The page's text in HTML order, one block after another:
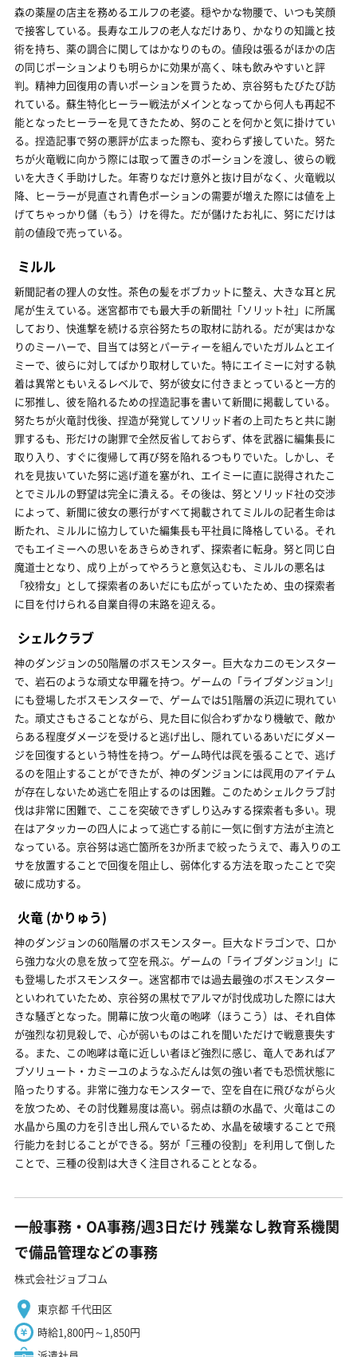
森の薬屋の店主を務めるエルフの老婆。穏やかな物腰で、いつも笑顔
で接客している。長寿なエルフの老人なだけあり、かなりの知識と技
術を持ち、薬の調合に関してはかなりのもの。値段は張るがほかの店
の同じポーションよりも明らかに効果が高く、味も飲みやすいと評
判。精神力回復用の青いポーションを買うため、京谷努もたびたび訪
れている。蘇生特化ヒーラー戦法がメインとなってから何人も再起不
能となったヒーラーを見てきたため、努のことを何かと気に掛けてい
る。捏造記事で努の悪評が広まった際も、変わらず接していた。努た
ちが火竜戦に向かう際には取って置きのポーションを渡し、彼らの戦
いを大きく手助けした。年寄りなだけ意外と抜け目がなく、火竜戦以
降、ヒーラーが見直され青色ポーションの需要が増えた際には値を上
げてちゃっかり儲（もう）けを得た。だが儲けたお礼に、努にだけは
前の値段で売っている。
ミルル
新聞記者の狸人の女性。茶色の髪をボブカットに整え、大きな耳と尻
尾が生えている。迷宮都市でも最大手の新聞社「ソリット社」に所属
しており、快進撃を続ける京谷努たちの取材に訪れる。だが実はかな
りのミーハーで、目当ては努とパーティーを組んでいたガルムとエイ
ミーで、彼らに対してばかり取材していた。特にエイミーに対する執
着は異常ともいえるレベルで、努が彼女に付きまとっていると一方的
に邪推し、彼を陥れるための捏造記事を書いて新聞に掲載している。
努たちが火竜討伐後、捏造が発覚してソリッド者の上司たちと共に謝
罪するも、形だけの謝罪で全然反省しておらず、体を武器に編集長に
取り入り、すぐに復帰して再び努を陥れるつもりでいた。しかし、そ
れを見抜いていた努に逃げ道を塞がれ、エイミーに直に説得されたこ
とでミルルの野望は完全に潰える。その後は、努とソリッド社の交渉
によって、新聞に彼女の悪行がすべて掲載されてミルルの記者生命は
断たれ、ミルルに協力していた編集長も平社員に降格している。それ
でもエイミーへの思いをあきらめきれず、探索者に転身。努と同じ白
魔道士となり、成り上がってやろうと意気込むも、ミルルの悪名は
「狡猾女」として探索者のあいだにも広がっていたため、虫の探索者
に目を付けられる自業自得の末路を迎える。
シェルクラブ
神のダンジョンの50階層のボスモンスター。巨大なカニのモンスター
で、岩石のような頑丈な甲羅を持つ。ゲームの「ライブダンジョン!」
にも登場したボスモンスターで、ゲームでは51階層の浜辺に現れてい
た。頑丈さもさることながら、見た目に似合わずかなり機敏で、敵か
らある程度ダメージを受けると逃げ出し、隠れているあいだにダメー
ジを回復するという特性を持つ。ゲーム時代は罠を張ることで、逃げ
るのを阻止することができたが、神のダンジョンには罠用のアイテム
が存在しないため逃亡を阻止するのは困難。このためシェルクラブ討
伐は非常に困難で、ここを突破できずしり込みする探索者も多い。現
在はアタッカーの四人によって逃亡する前に一気に倒す方法が主流と
なっている。京谷努は逃亡箇所を3か所まで絞ったうえで、毒入りのエ
サを放置することで回復を阻止し、弱体化する方法を取ったことで突
破に成功する。
火竜 (かりゅう)
神のダンジョンの60階層のボスモンスター。巨大なドラゴンで、口か
ら強力な火の息を放って空を飛ぶ。ゲームの「ライブダンジョン!」に
も登場したボスモンスター。迷宮都市では過去最強のボスモンスター
といわれていたため、京谷努の黒杖でアルマが討伐成功した際には大
きな騒ぎとなった。開幕に放つ火竜の咆哮（ほうこう）は、それ自体
が強烈な初見殺しで、心が弱いものはこれを聞いただけで戦意喪失す
る。また、この咆哮は竜に近しい者ほど強烈に感じ、竜人であればア
ブソリュート・カミーユのようなふだんは気の強い者でも恐慌状態に
陥ったりする。非常に強力なモンスターで、空を自在に飛びながら火
を放つため、その討伐難易度は高い。弱点は額の水晶で、火竜はこの
水晶から風の力を引き出し飛んでいるため、水晶を破壊することで飛
行能力を封じることができる。努が「三種の役割」を利用して倒した
ことで、三種の役割は大きく注目されることとなる。
一般事務・OA事務/週3日だけ 残業なし教育系機関
で備品管理などの事務
株式会社ジョブコム
東京都 千代田区
時給1,800円～1,850円